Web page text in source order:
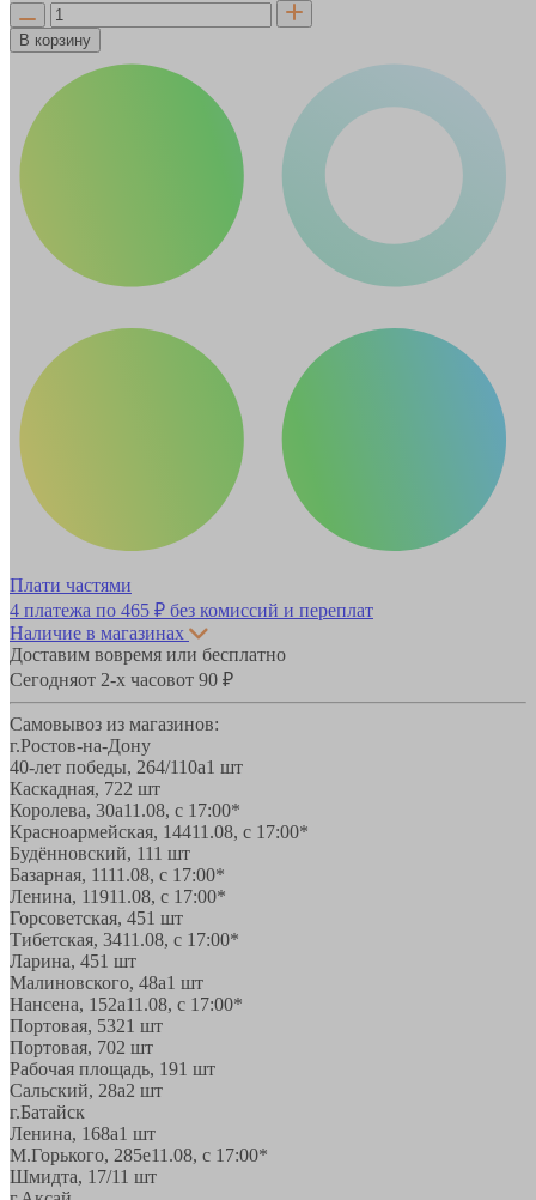
В корзину
Плати частями
4 платежа по 465 ₽ без комиссий и переплат
Наличие в магазинах
Доставим вовремя или бесплатно
Сегодняот 2-х часовот 90 ₽
Самовывоз из магазинов:
г.Ростов-на-Дону
40-лет победы, 264/110а1 шт
Каскадная, 722 шт
Королева, 30а11.08, с 17:00*
Красноармейская, 14411.08, с 17:00*
Будённовский, 111 шт
Базарная, 1111.08, с 17:00*
Ленина, 11911.08, с 17:00*
Горсоветская, 451 шт
Тибетская, 3411.08, с 17:00*
Ларина, 451 шт
Малиновского, 48а1 шт
Нансена, 152а11.08, с 17:00*
Портовая, 5321 шт
Портовая, 702 шт
Рабочая площадь, 191 шт
Сальский, 28a2 шт
г.Батайск
Ленина, 168а1 шт
М.Горького, 285е11.08, с 17:00*
Шмидта, 17/11 шт